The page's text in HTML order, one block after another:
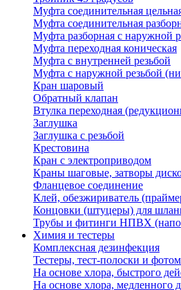
Муфта соединительная
Муфта соединительная
Муфта разборная с наружной
Муфта переходная коническая
Муфта с внутренней резьбой
Муфта с наружной резьбой
Кран шаровый
Обратный клапан
Втулка переходная
Заглушка
Заглушка с резьбой
Крестовина
Кран с электроприводом
Краны шаговые, затворы
Фланцевое соединение
Клей, обезжириватель
Концовки (штуцеры) для
Трубы и фитинги НПВХ
Химия и тестеры
Комплексная дезинфекция
Тестеры, тест-полоски и
На основе хлора, быстрого
На основе хлора, медленного